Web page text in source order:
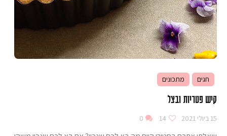
חגים מתכונים
קיש פטריות ובצל
15 ביולי 2021 14
0